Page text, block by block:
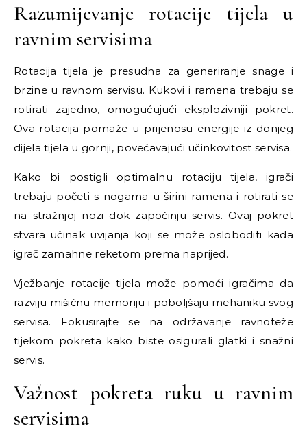
Razumijevanje rotacije tijela u
ravnim servisima
Rotacija tijela je presudna za generiranje snage i
brzine u ravnom servisu. Kukovi i ramena trebaju se
rotirati zajedno, omogućujući eksplozivniji pokret.
Ova rotacija pomaže u prijenosu energije iz donjeg
dijela tijela u gornji, povećavajući učinkovitost servisa.
Kako bi postigli optimalnu rotaciju tijela, igrači
trebaju početi s nogama u širini ramena i rotirati se
na stražnjoj nozi dok započinju servis. Ovaj pokret
stvara učinak uvijanja koji se može osloboditi kada
igrač zamahne reketom prema naprijed.
Vježbanje rotacije tijela može pomoći igračima da
razviju mišićnu memoriju i poboljšaju mehaniku svog
servisa. Fokusirajte se na održavanje ravnoteže
tijekom pokreta kako biste osigurali glatki i snažni
servis.
Važnost pokreta ruku u ravnim
servisima